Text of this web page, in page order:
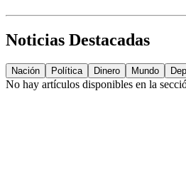
Noticias Destacadas
Nación Política Dinero Mundo
No hay artículos disponibles en la